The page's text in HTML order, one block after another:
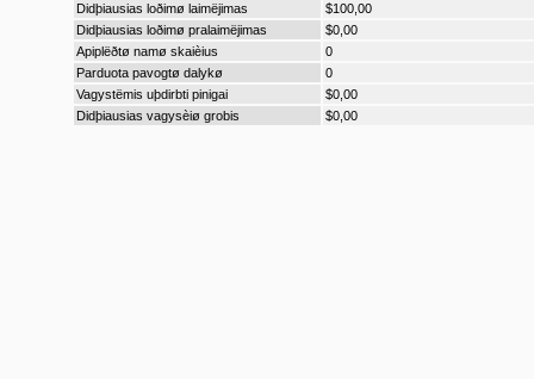
Didþiausias loðimø laimëjimas
$100,00
Didþiausias loðimø pralaimëjimas
$0,00
Apiplëðtø namø skaièius
0
Parduota pavogtø dalykø
0
Vagystëmis uþdirbti pinigai
$0,00
Didþiausias vagysèiø grobis
$0,00